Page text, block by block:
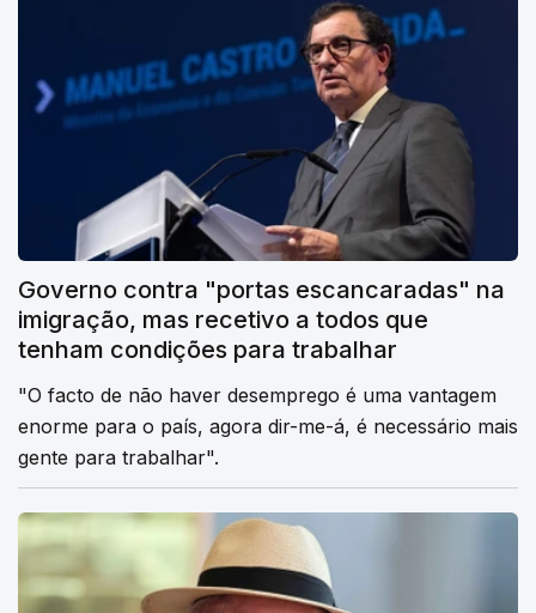
Governo contra "portas escancaradas" na
imigração, mas recetivo a todos que
tenham condições para trabalhar
"O facto de não haver desemprego é uma vantagem
enorme para o país, agora dir-me-á, é necessário mais
gente para trabalhar".